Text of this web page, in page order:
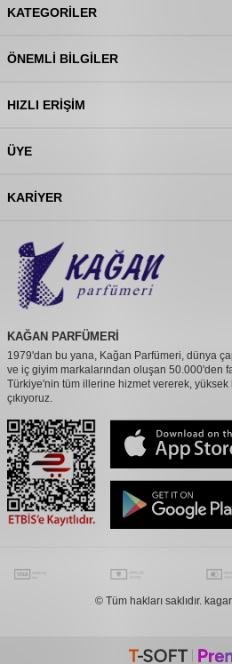
KATEGORILER
ÖNEMLI BILGILER
HIZLI ERIŞIM
ÜYE
KARIYER
KAĞAN PARFÜMERİ
1979'dan bu yana, Kağan Parfümeri, dünya
ve iç giyim markalarından oluşan 50.000'den
Türkiye'nin tüm illerine hizmet vererek, yüksek
çıkıyoruz.
© Tüm hakları saklıdır.